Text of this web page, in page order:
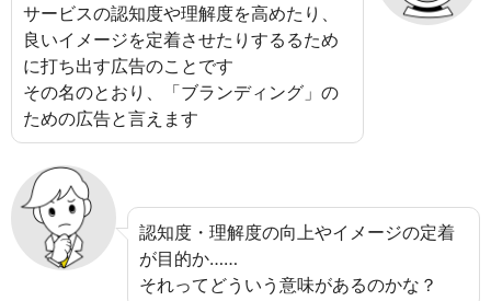
サービスの認知度や理解度を高めたり、
良いイメージを定着させたりするるため
に打ち出す広告のことです
その名のとおり、「ブランディング」の
ための広告と言えます
認知度・理解度の向上やイメージの定着
が目的か……
それってどういう意味があるのかな？